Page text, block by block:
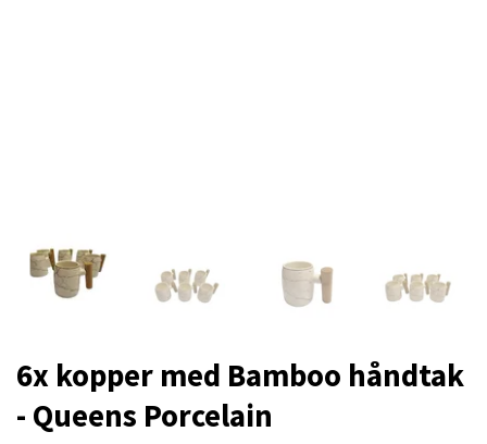
6x kopper med Bamboo håndtak
- Queens Porcelain